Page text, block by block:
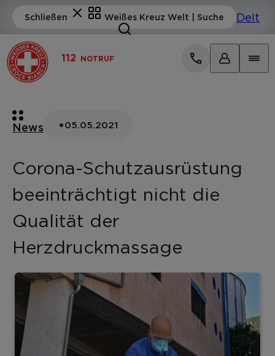
112 NOTRUF
News •05.05.2021
Corona-Schutzausrüstung
beeinträchtigt nicht die
Qualität der
Herzdruckmassage